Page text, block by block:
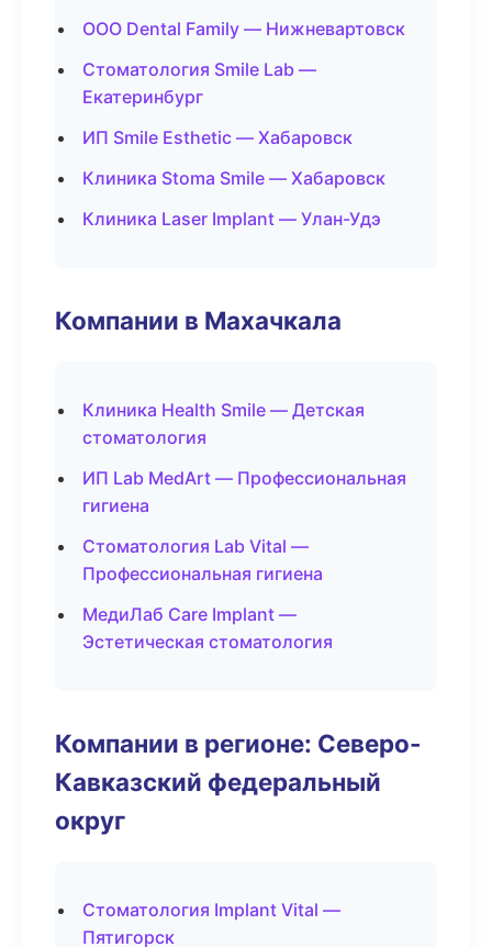
ООО Dental Family — Нижневартовск
Стоматология Smile Lab —
Екатеринбург
ИП Smile Esthetic — Хабаровск
Клиника Stoma Smile — Хабаровск
Клиника Laser Implant — Улан-Удэ
Компании в Махачкала
Клиника Health Smile — Детская
стоматология
ИП Lab MedArt — Профессиональная
гигиена
Стоматология Lab Vital —
Профессиональная гигиена
МедиЛаб Care Implant —
Эстетическая стоматология
Компании в регионе: Северо-
Кавказский федеральный
округ
Стоматология Implant Vital —
Пятигорск